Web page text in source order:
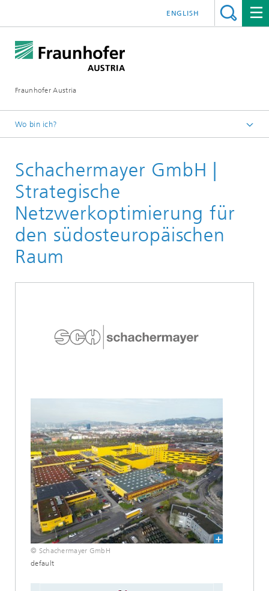
Fraunhofer Austria
ENGLISH
Wo bin ich?
Leistungen
Referenzen Logistik und Supply Chain Management
Schachermayer GmbH |
Strategische
Netzwerkoptimierung für
den südosteuropäischen
Raum
© Schachermayer GmbH
default